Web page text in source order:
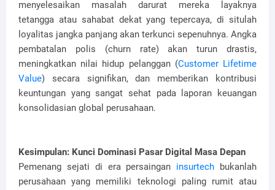
menyelesaikan masalah darurat mereka layaknya
tetangga atau sahabat dekat yang tepercaya, di situlah
loyalitas jangka panjang akan terkunci sepenuhnya. Angka
pembatalan polis (churn rate) akan turun drastis,
meningkatkan nilai hidup pelanggan (Customer Lifetime
Value) secara signifikan, dan memberikan kontribusi
keuntungan yang sangat sehat pada laporan keuangan
konsolidasian global perusahaan.
Kesimpulan: Kunci Dominasi Pasar Digital Masa Depan
Pemenang sejati di era persaingan insurtech bukanlah
perusahaan yang memiliki teknologi paling rumit atau